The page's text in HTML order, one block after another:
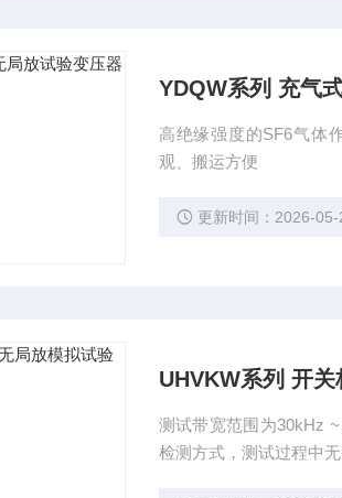
YDQW系列 充气
高绝缘强度的SF6气体
观、搬运方便
更新时间：2026-05-
UHVKW系列 开
测试带宽范围为30kHz
检测方式，测试过程中